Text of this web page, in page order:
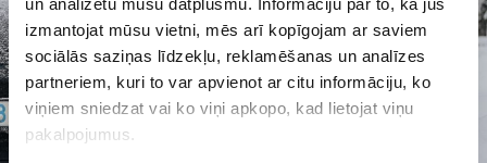
izmantojat mūsu vietni, mēs arī kopīgojam ar saviem
sociālās saziņas līdzekļu, reklamēšanas un analīzes
partneriem, kuri to var apvienot ar citu informāciju, ko
viņiem sniedzat vai ko viņi apkopo, kad lietojat viņu
pakalpojumus.